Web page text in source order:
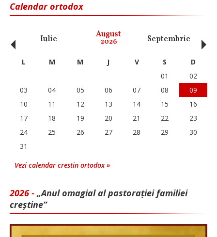
Calendar ortodox
Iulie August
2026 Septembrie
‹ L M M J V S
D
01
02
03
04 05 06 07 08
09
10
11 12 13 14 15
16
17
18 19 20 21 22
23
24
25 26 27 28 29
30
31
Vezi calendar crestin ortodox »
2026 - „Anul omagial al pastorației familiei
creștine”